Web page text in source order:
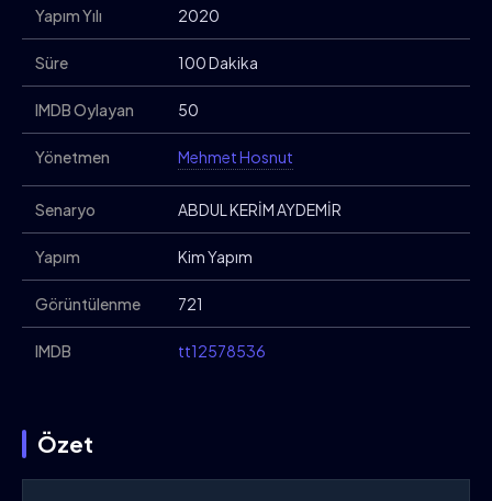
Yapım Yılı 2020
Süre 100 Dakika
IMDB Oylayan 50
Yönetmen Mehmet Hosnut
Senaryo ABDUL KERİM AYDEMİR
Yapım Kim Yapım
Görüntülenme 721
IMDB tt12578536
Özet